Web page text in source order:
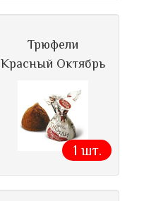
Трюфели
Красный Октябрь
1 шт.